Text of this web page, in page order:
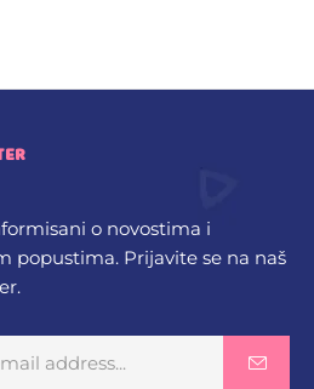
o novostima i
popustima. Prijavite se na naš